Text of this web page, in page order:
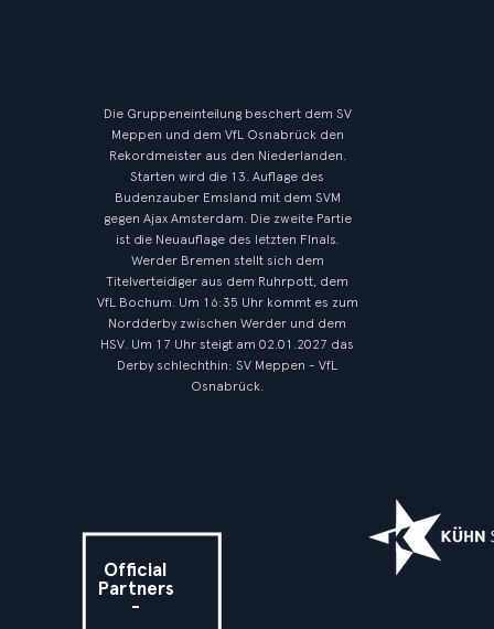
Die Gruppeneinteilung beschert dem SV
Meppen und dem VfL Osnabrück den
Rekordmeister aus den Niederlanden.
Starten wird die 13. Auflage des
Budenzauber Emsland mit dem SVM
gegen Ajax Amsterdam. Die zweite Partie
ist die Neuauflage des letzten FInals.
Werder Bremen stellt sich dem
Titelverteidiger aus dem Ruhrpott, dem
VfL Bochum. Um 16:35 Uhr kommt es zum
Nordderby zwischen Werder und dem
HSV. Um 17 Uhr steigt am 02.01.2027 das
Derby schlechthin: SV Meppen - VfL
Osnabrück.
Official
Partners
-